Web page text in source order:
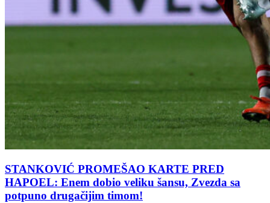
STANKOVIĆ PROMEŠAO KARTE PRED
HAPOEL: Enem dobio veliku šansu, Zvezda sa
potpuno drugačijim timom!